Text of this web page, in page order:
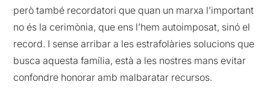
però també recordatori que quan un marxa l’important
no és la cerimònia, que ens l’hem autoimposat, sinó el
record. I sense arribar a les estrafolàries solucions que
busca aquesta família, està a les nostres mans evitar
confondre honorar amb malbaratar recursos.